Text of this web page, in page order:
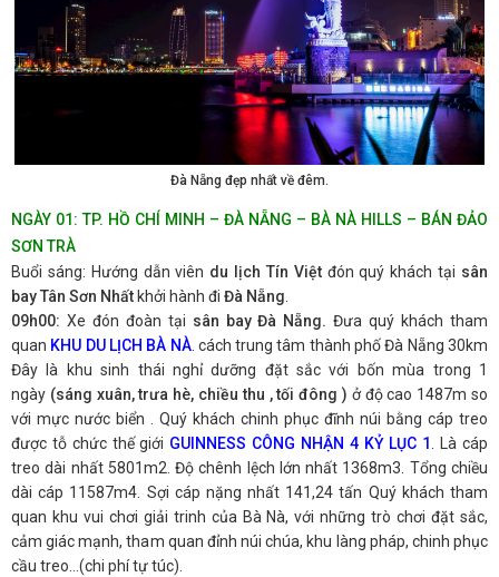
Đà Nẵng đẹp nhất về đêm.
NGÀY 01: TP. HỒ CHÍ MINH – ĐÀ NẴNG – BÀ NÀ HILLS – BÁN ĐẢO
SƠN TRÀ
Buổi sáng: Hướng dẫn viên du lịch Tín Việt đón quý khách tại sân
bay Tân Sơn Nhất khởi hành đi Đà Nẵng.
09h00: Xe đón đoàn tại sân bay Đà Nẵng. Đưa quý khách tham
quan KHU DU LỊCH BÀ NÀ. cách trung tâm thành phố Đà Nẵng 30km
Đây là khu sinh thái nghỉ dưỡng đặt sắc với bốn mùa trong 1
ngày (sáng xuân, trưa hè, chiều thu , tối đông ) ở độ cao 1487m so
với mực nước biển . Quý khách chinh phục đĩnh núi bằng cáp treo
được tỗ chức thế giới GUINNESS CÔNG NHẬN 4 KỶ LỤC 1. Là cáp
treo dài nhất 5801m2. Độ chênh lệch lớn nhất 1368m3. Tổng chiều
dài cáp 11587m4. Sợi cáp nặng nhất 141,24 tấn Quý khách tham
quan khu vui chơi giải trinh của Bà Nà, với những trò chơi đặt sắc,
cảm giác mạnh, tham quan đỉnh núi chúa, khu làng pháp, chinh phục
cầu treo…(chi phí tự túc).